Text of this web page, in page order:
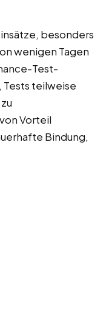
besonders
wenigen Tagen
Test-
teilweise
Vorteil
Bindung,